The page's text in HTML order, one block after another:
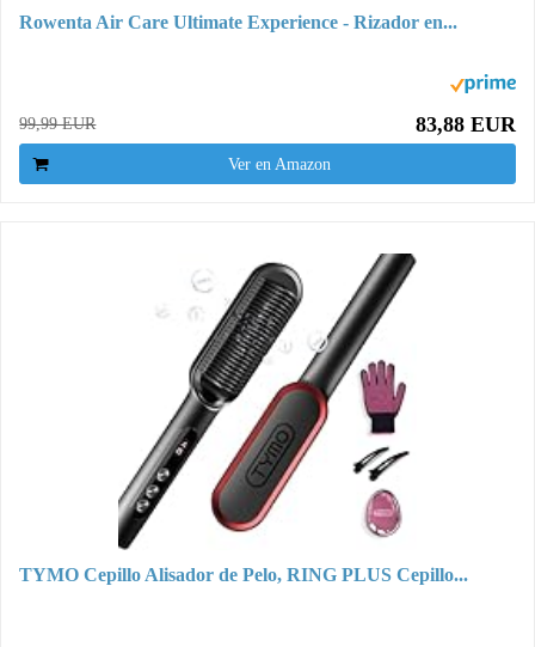
Rowenta Air Care Ultimate Experience - Rizador en...
99,99 EUR 83,88 EUR
Ver en Amazon
TYMO Cepillo Alisador de Pelo, RING PLUS Cepillo...